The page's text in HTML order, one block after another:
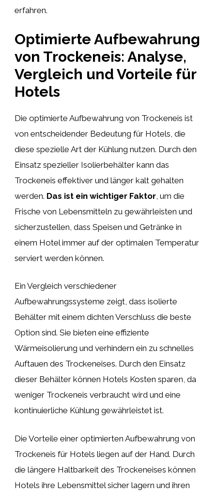
erfahren.
Optimierte Aufbewahrung
von Trockeneis: Analyse,
Vergleich und Vorteile für
Hotels
Die optimierte Aufbewahrung von Trockeneis ist
von entscheidender Bedeutung für Hotels, die
diese spezielle Art der Kühlung nutzen. Durch den
Einsatz spezieller Isolierbehälter kann das
Trockeneis effektiver und länger kalt gehalten
werden. Das ist ein wichtiger Faktor , um die
Frische von Lebensmitteln zu gewährleisten und
sicherzustellen, dass Speisen und Getränke in
einem Hotel immer auf der optimalen Temperatur
serviert werden können.
Ein Vergleich verschiedener
Aufbewahrungssysteme zeigt, dass isolierte
Behälter mit einem dichten Verschluss die beste
Option sind. Sie bieten eine effiziente
Wärmeisolierung und verhindern ein zu schnelles
Auftauen des Trockeneises. Durch den Einsatz
dieser Behälter können Hotels Kosten sparen, da
weniger Trockeneis verbraucht wird und eine
kontinuierliche Kühlung gewährleistet ist.
Die Vorteile einer optimierten Aufbewahrung von
Trockeneis für Hotels liegen auf der Hand. Durch
die längere Haltbarkeit des Trockeneises können
Hotels ihre Lebensmittel sicher lagern und ihren